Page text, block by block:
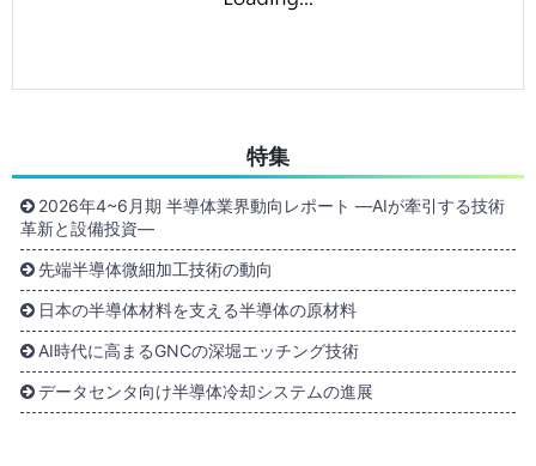
特集
2026年4~6月期 半導体業界動向レポート ―AIが牽引する技術
革新と設備投資―
先端半導体微細加工技術の動向
日本の半導体材料を支える半導体の原材料
AI時代に高まるGNCの深堀エッチング技術
データセンタ向け半導体冷却システムの進展